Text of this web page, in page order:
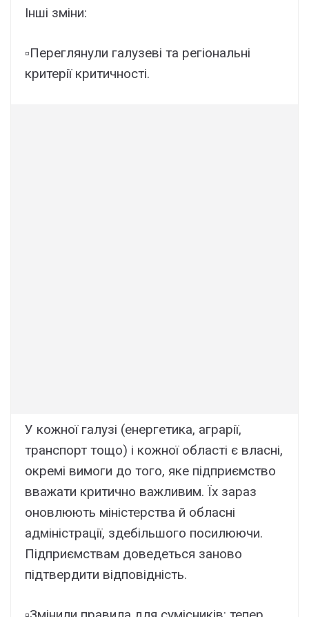
Інші зміни:
▫️Переглянули галузеві та регіональні
критерії критичності.
У кожної галузі (енергетика, аграрії,
транспорт тощо) і кожної області є власні,
окремі вимоги до того, яке підприємство
вважати критично важливим. Їх зараз
оновлюють міністерства й обласні
адміністрації, здебільшого посилюючи.
Підприємствам доведеться заново
підтвердити відповідність.